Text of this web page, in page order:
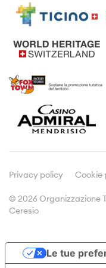
Attività
Visite guidate
Enogastronomia
Viticoltura
Cultura
Doc&Stats
Statistiche
Privacy policy Cookie
© 2026 Organizzazione
Ceresio
Le tue